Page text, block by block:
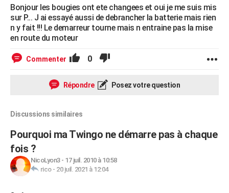
Bonjour les bougies ont ete changees et oui je me suis mis
sur P... J ai essayé aussi de debrancher la batterie mais rien
n y fait !!! Le demarreur tourne mais n entraine pas la mise
en route du moteur
Commenter 0
Répondre Posez votre question
Discussions similaires
Pourquoi ma Twingo ne démarre pas à chaque
fois ?
NicoLyon3- 17 juil. 2010 à 10:58
rico- 20 juil. 2021 à 12:04